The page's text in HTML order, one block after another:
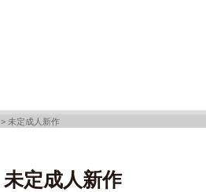
> 未定成人新作
未定成人新作